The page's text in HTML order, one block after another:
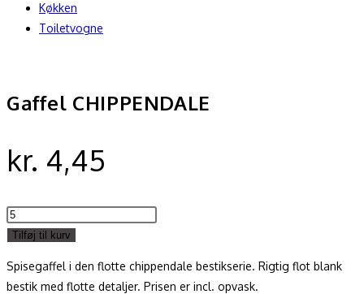
Køkken
Toiletvogne
Gaffel CHIPPENDALE
kr. 4,45
Gaffel
CHIPPENDALE
Tilføj til kurv
Spisegaffel i den flotte chippendale bestikserie. Rigtig flot blank
bestik med flotte detaljer. Prisen er incl. opvask.